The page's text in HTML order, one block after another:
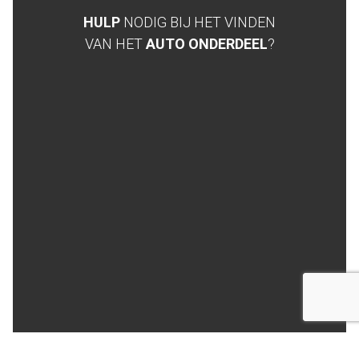
HULP NODIG BIJ HET VINDEN
VAN HETAUTO ONDERDEEL?